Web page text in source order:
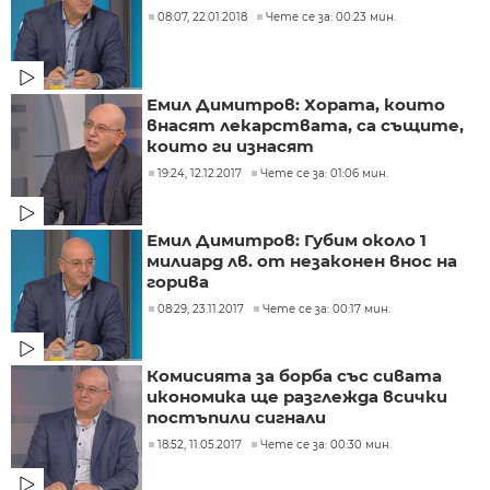
08:07, 22.01.2018 Чете се за: 00:23 мин.
Емил Димитров: Хората, които
внасят лекарствата, са същите,
които ги изнасят
19:24, 12.12.2017 Чете се за: 01:06 мин.
Емил Димитров: ​Губим около 1
милиард лв. от незаконен внос на
горива
08:29, 23.11.2017 Чете се за: 00:17 мин.
Комисията за борба със сивата
икономика ще разглежда всички
постъпили сигнали
18:52, 11.05.2017 Чете се за: 00:30 мин.